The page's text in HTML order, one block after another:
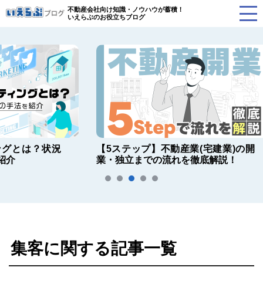
不動産会社向け知識・ノウハウが蓄積！
いえらぶのお役立ちブログ
【5ステップ】不動産業(宅建業)の開
業・独立までの流れを徹底解説！
【最
集客に関する記事一覧